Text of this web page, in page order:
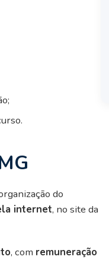
do
internet, no site da
, com remuneração